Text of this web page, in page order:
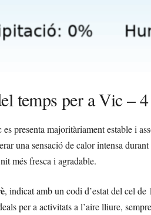
temps per a Vic –
presenta majoritàriament estable i
una sensació de calor intensa
més fresca i agradable.
, indicat amb un codi d’estat del cel
per a activitats a l’aire lliure,